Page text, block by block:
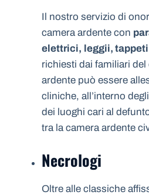
Il nostro servizio di
camera ardente con
elettrici, leggii, tappeti
richiesti dai familiari
ardente può essere
cliniche, all’interno
dei luoghi cari al
tra la camera ardente
Necrologi
Oltre alle classiche